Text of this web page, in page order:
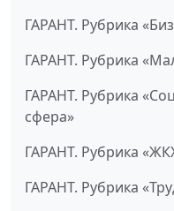
ГАРАНТ. Рубрика
ГАРАНТ. Рубрика
ГАРАНТ. Рубрика
сфера»
ГАРАНТ. Рубрика
ГАРАНТ. Рубрика